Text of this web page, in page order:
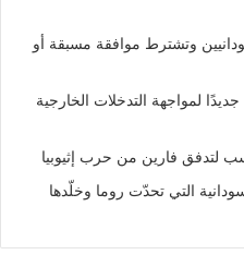
وتشترط موافقة مسبقة أو
لمواجهة التدخلات الخارجية
لتدفق فارين من حرب إثيوبيا
التي تحدّت روما وخلّدها